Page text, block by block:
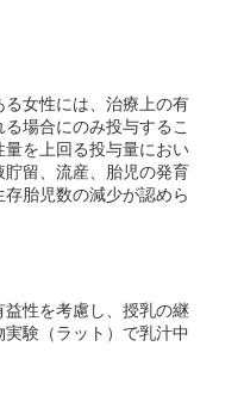
女性には、治療上の有
場合にのみ投与するこ
を上回る投与量におい
留、流産、胎児の発育
胎児数の減少が認めら
性を考慮し、授乳の継
験（ラット）で乳汁中